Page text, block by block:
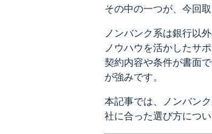
その中の一つが、今回
ノンバンク系は銀行以
ノウハウを活かしたサ
契約内容や条件が書面
が強みです。
本記事では、ノンバン
社に合った選び方につい